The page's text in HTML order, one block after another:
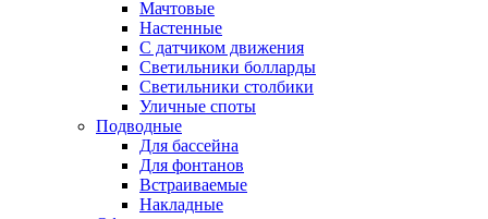
Мачтовые
Настенные
С датчиком движения
Светильники болларды
Светильники столбики
Уличные споты
Подводные
Для бассейна
Для фонтанов
Встраиваемые
Накладные